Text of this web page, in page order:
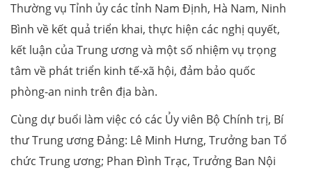
Thường vụ Tỉnh ủy các tỉnh Nam Định, Hà Nam, Ninh
Bình về kết quả triển khai, thực hiện các nghị quyết,
kết luận của Trung ương và một số nhiệm vụ trọng
tâm về phát triển kinh tế-xã hội, đảm bảo quốc
phòng-an ninh trên địa bàn.
Cùng dự buổi làm việc có các Ủy viên Bộ Chính trị, Bí
thư Trung ương Đảng: Lê Minh Hưng, Trưởng ban Tổ
chức Trung ương; Phan Đình Trạc, Trưởng Ban Nội